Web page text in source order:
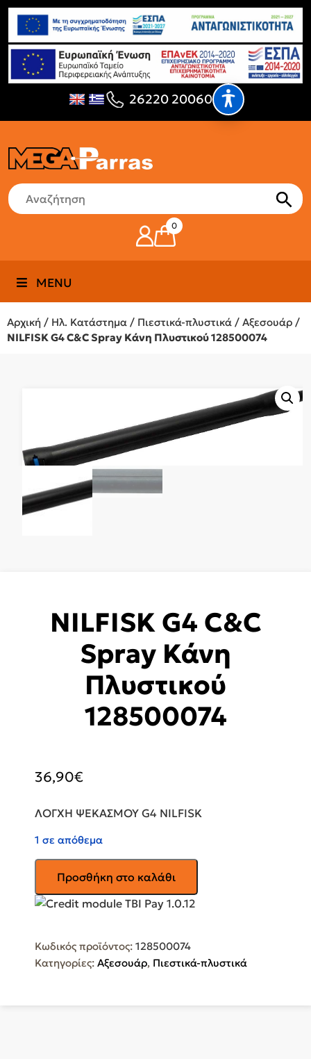
26220 20060
0
MENU
Αρχική / Ηλ. Κατάστημα / Πιεστικά-πλυστικά / Αξεσουάρ /
NILFISK G4 C&C Spray Κάνη Πλυστικού 128500074
NILFISK G4 C&C
Spray Κάνη
Πλυστικού
128500074
36,90€
ΛΟΓΧΗ ΨΕΚΑΣΜΟΥ G4 NILFISK
1 σε απόθεμα
NILFISK
C&C
Πλυστικού
128500074
Προσθήκη στο καλάθι
Κωδικός προϊόντος: 128500074
Κατηγορίες: Αξεσουάρ, Πιεστικά-πλυστικά